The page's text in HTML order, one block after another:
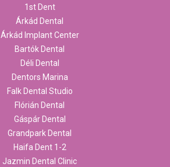
1st Dent
Árkád Dental
Árkád Implant Center
Bartók Dental
Déli Dental
Dentors Marina
Falk Dental Studio
Flórián Dental
Gáspár Dental
Grandpark Dental
Haifa Dent 1-2
Jazmin Dental Clinic